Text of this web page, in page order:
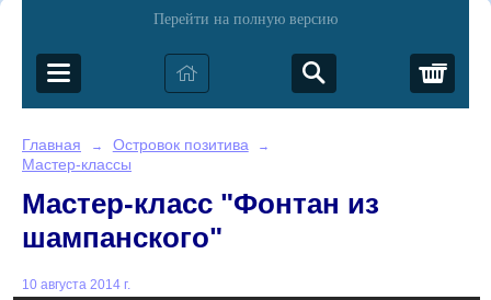
Перейти на полную версию
Главная → Островок позитива →
Мастер-классы
Мастер-класс "Фонтан из
шампанского"
10 августа 2014 г.